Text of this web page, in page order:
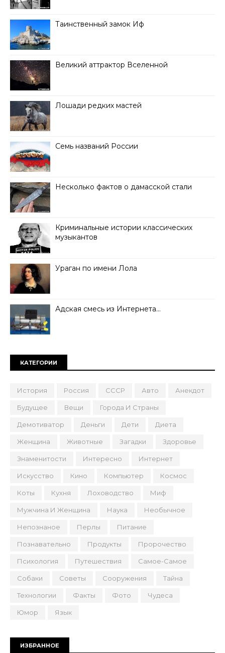
Таинственный замок Иф
Великий аттрактор Вселенной
Лошади редких мастей
Семь названий России
Несколько фактов о дамасской стали
Криминальные истории классических
музыкантов
Ураган по имени Лола
Адская смесь из Интернета…
КАТЕГОРИИ
История Россия СССР Авто Анекдот
Будущее Вещи Города И Страны
Демотиватор Деньги Дети Диета
Женщина Животные Загадки Здоровье
Знаменитости Интересно Интернет
Искусство Кино Компьютер Космос
Коты Кухня Лоховодство Миф
Мужчина И Женщина Наука Необычное
Непознаное Перлы Питание
Познавательно Продукты Пророчество
Психология Путешествия Самое-Самое
Собаки Советы Сооружения Тайна
Технологии Факты Фото Чудеса
Юмор Язык
ИЗБРАННОЕ